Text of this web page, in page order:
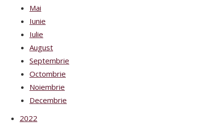
Mai
Iunie
Iulie
August
Septembrie
Octombrie
Noiembrie
Decembrie
2022